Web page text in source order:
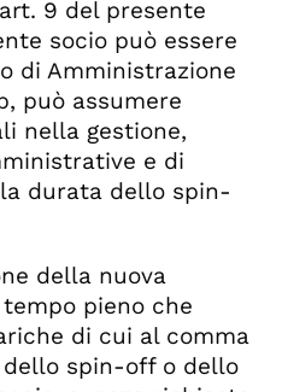
9 del presente
socio può essere
di Amministrazione
può assumere
nella gestione,
e di
durata dello spin-
della nuova
pieno che
di cui al comma
spin-off o dello